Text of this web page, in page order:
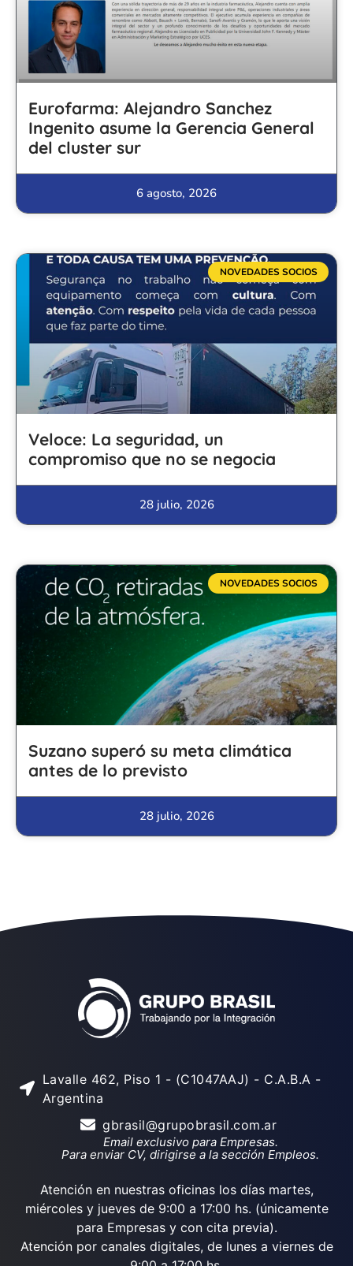
Eurofarma: Alejandro Sanchez
Ingenito asume la Gerencia General
del cluster sur
6 agosto, 2026
NOVEDADES SOCIOS
Veloce: La seguridad, un
compromiso que no se negocia
28 julio, 2026
NOVEDADES SOCIOS
Suzano superó su meta climática
antes de lo previsto
28 julio, 2026
Lavalle 462, Piso 1 - (C1047AAJ) - C.A.B.A -
Argentina
gbrasil@grupobrasil.com.ar
Email exclusivo para Empresas.
Para enviar CV, dirigirse a la sección Empleos.
Atención en nuestras oficinas los días martes,
miércoles y jueves de 9:00 a 17:00 hs. (únicamente
para Empresas y con cita previa).
Atención por canales digitales, de lunes a viernes de